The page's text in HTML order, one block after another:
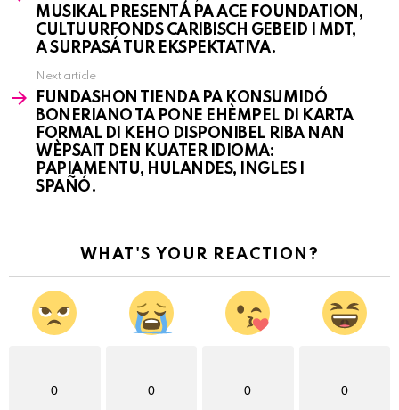
MUSIKAL PRESENTÁ PA ACE FOUNDATION,
CULTUURFONDS CARIBISCH GEBEID I MDT,
A SURPASÁ TUR EKSPEKTATIVA.
Next article
FUNDASHON TIENDA PA KONSUMIDÓ
BONERIANO TA PONE EHÈMPEL DI KARTA
FORMAL DI KEHO DISPONIBEL RIBA NAN
WÈPSAIT DEN KUATER IDIOMA:
PAPIAMENTU, HULANDES, INGLES I
SPAÑÓ.
WHAT'S YOUR REACTION?
0 0 0 0